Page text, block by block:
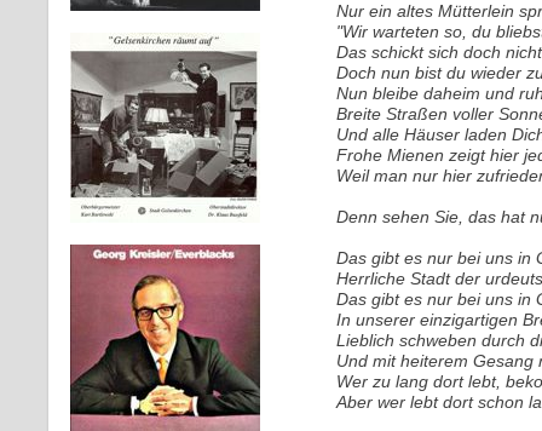
Nur ein altes Mütterlein
"Wir warteten so, du
Das schickt sich doch nicht
Doch nun bist du wieder
Nun bleibe daheim und
Breite Straßen voller
Und alle Häuser laden
Frohe Mienen zeigt hier
Weil man nur hier
Denn sehen Sie, das hat
Das gibt es nur bei uns in
Herrliche Stadt der
Das gibt es nur bei uns in
In unserer einzigartigen
Lieblich schweben durch
Und mit heiterem Gesang
Wer zu lang dort lebt,
Aber wer lebt dort schon